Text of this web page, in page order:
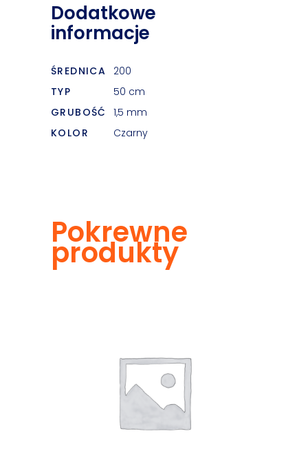
Dodatkowe
informacje
ŚREDNICA
200
TYP
50 cm
GRUBOŚĆ
1,5 mm
KOLOR
Czarny
Pokrewne
produkty